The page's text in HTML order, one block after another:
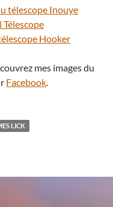
télescope Inouye
Hooker
mes images du
Facebook.
LICK